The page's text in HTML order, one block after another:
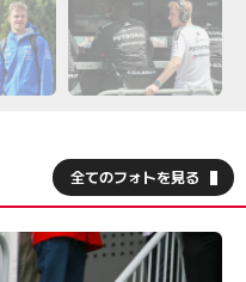
全てのフォトを見る